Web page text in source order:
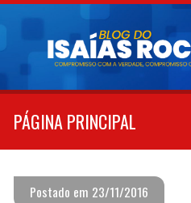
Pular
conteúdo
PÁGINA PRINCIPAL
Postado em 23/11/2016